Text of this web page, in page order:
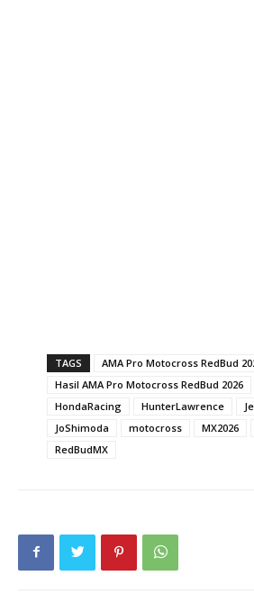
TAGS
AMA Pro Motocross RedBud
Hasil AMA Pro Motocross RedBud 2026
HondaRacing
HunterLawrence
JoShimoda
motocross MX2026
RedBudMX